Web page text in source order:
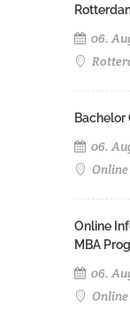
06.
Bachelor
06.
Online
Online
MBA
06.
Online